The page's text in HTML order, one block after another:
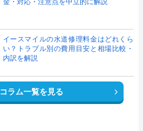
イースマイルの水道修理料金はどれくら
い？トラブル別の費用目安と相場比較・
内訳を解説
コラム一覧を見る